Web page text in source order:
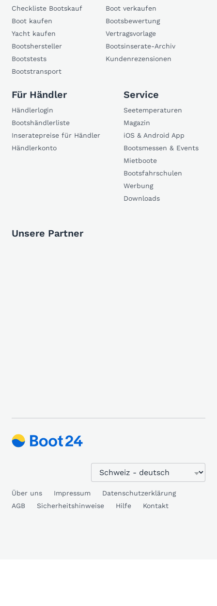
Checkliste Bootskauf
Boot kaufen
Yacht kaufen
Bootshersteller
Bootstests
Bootstransport
Boot verkaufen
Bootsbewertung
Vertragsvorlage
Bootsinserate-Archiv
Kundenrezensionen
Für Händler
Händlerlogin
Bootshändlerliste
Inseratepreise für Händler
Händlerkonto
Service
Seetemperaturen
Magazin
iOS & Android App
Bootsmessen & Events
Mietboote
Bootsfahrschulen
Werbung
Downloads
Unsere Partner
Über uns Impressum
Datenschutzerklärung
AGB
Sicherheitshinweise Hilfe Kontakt